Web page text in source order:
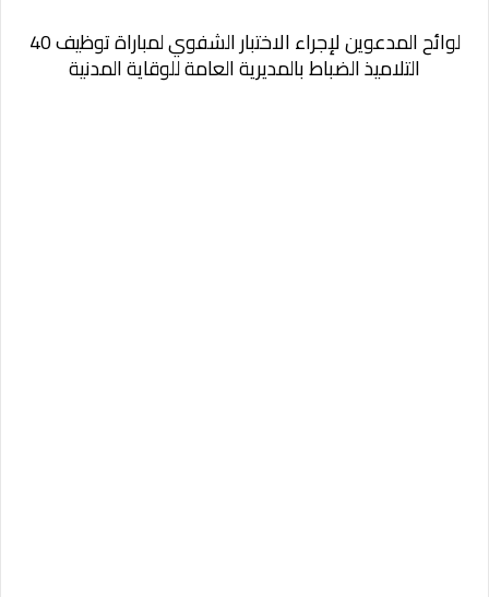
لوائح المدعوين لإجراء الاختبار الشفوي لمباراة توظيف 40
التلاميذ الضباط بالمديرية العامة للوقاية المدنية